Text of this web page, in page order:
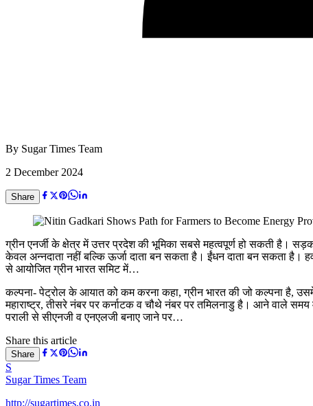
By Sugar Times Team
2 December 2024
Share
ग्रीन एनर्जी के क्षेत्र में उत्तर प्रदेश की भूमिका सबसे महत्वपूर्ण हो सकती है।
केवल अन्नदाता नहीं बल्कि ऊर्जा दाता बन सकता है। ईंधन दाता बन सकता है।
से आयोजित ग्रीन भारत समिट में…
कल्पना- पेट्रोल के आयात को कम करना कहा, ग्रीन भारत की जो कल्पना है,
महाराष्ट्र, तीसरे नंबर पर कर्नाटक व चौथे नंबर पर तमिलनाडु है। आने वाले
पराली से सीएनजी व एनएलजी बनाए जाने पर…
Share this article
Share
S
Sugar Times Team
http://sugartimes.co.in